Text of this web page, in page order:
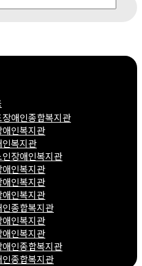
애인종합복지관
인복지관
복지관
장애인복지관
인복지관
인복지관
인복지관
인종합복지관
인복지관
인복지관
애인종합복지관
종합복지관